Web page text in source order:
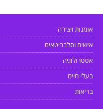
אומנות ויצירה
אישים וסלבריטאים
אסטרולוגיה
בעלי חיים
בריאות